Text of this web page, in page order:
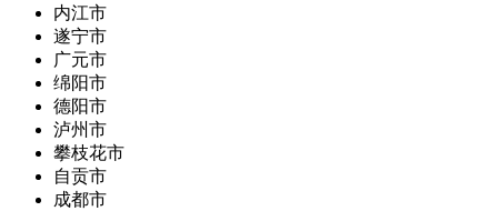
内江市
遂宁市
广元市
绵阳市
德阳市
泸州市
攀枝花市
自贡市
成都市